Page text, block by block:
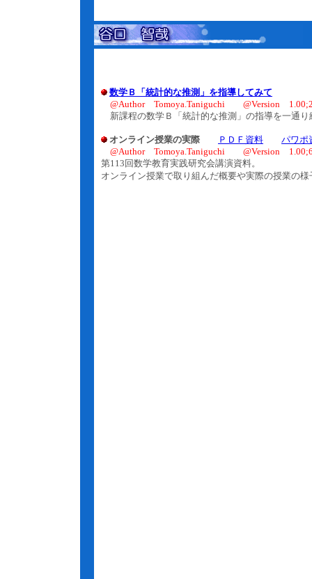
数学Ｂ「統計的な推測」を指導してみて
@Author Tomoya.Taniguchi @Version
新課程の数学Ｂ「統計的な推測」の指導を一通
オンライン授業の実際 ＰＤＦ資料
パワポ
@Author Tomoya.Taniguchi @Version
第113回数学教育実践研究会講演資料。
オンライン授業で取り組んだ概要や実際の授業の